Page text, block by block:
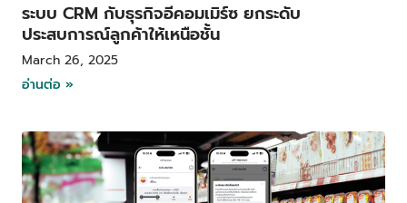
ระบบ CRM กับธุรกิจอีคอมเมิร์ซ ยกระดับ
ประสบการณ์ลูกค้าให้เหนือชั้น
March 26, 2025
อ่านต่อ »